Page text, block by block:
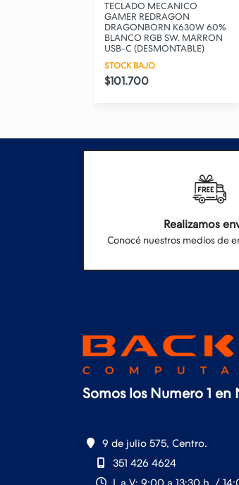
TECLADO MECANICO
GAMER REDRAGON
DRAGONBORN K630W 60%
BLANCO RGB SW. MARRON
USB-C (DESMONTABLE)
STOCK BAJO
$101.700
Realizamos
Conocé nuestros medios de
Somos los Numero 1 en
9 de julio 575, Centro.
351 426 4624